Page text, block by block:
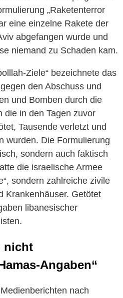
„Raketenterror
eine einzelne Rakete der
abgefangen wurde und
niemand zu Schaden kam.
Ziele“ bezeichnete das
den Abschuss und
und Bomben durch die
die in den Tagen zuvor
Tausende verletzt und
wurden. Die Formulierung
sondern auch faktisch
die israelische Armee
sondern zahlreiche zivile
Krankenhäuser. Getötet
libanesischer
nicht
Angaben“
nach